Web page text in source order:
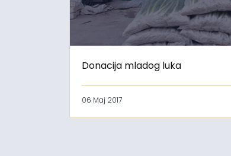
Donacija mladog luka
06 Maj 2017